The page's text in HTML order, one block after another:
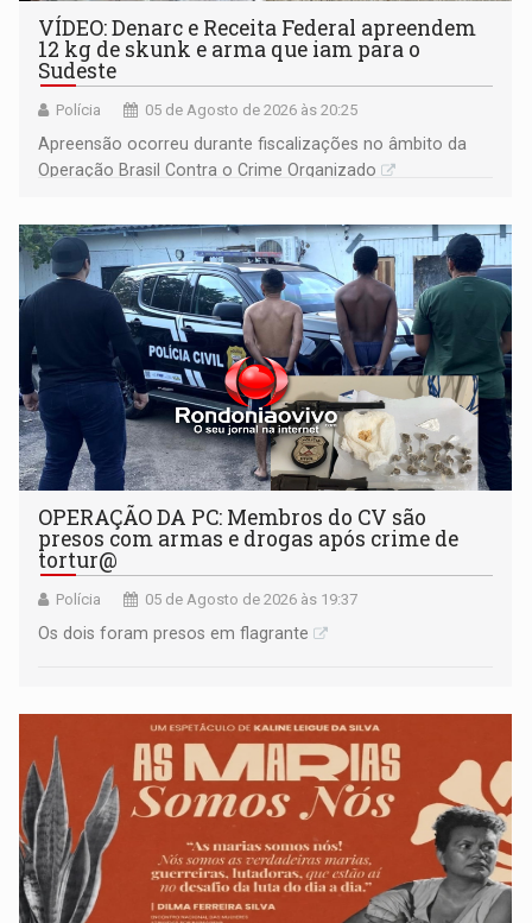
VÍDEO: Denarc e Receita Federal apreendem
12 kg de skunk e arma que iam para o
Sudeste
Polícia 05 de Agosto de 2026 às 20:25
Apreensão ocorreu durante fiscalizações no âmbito da
Operação Brasil Contra o Crime Organizado
OPERAÇÃO DA PC: Membros do CV são
presos com armas e drogas após crime de
tortur@
Polícia 05 de Agosto de 2026 às 19:37
Os dois foram presos em flagrante